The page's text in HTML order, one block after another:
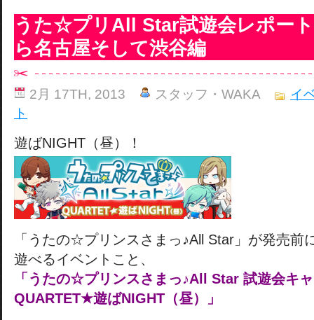
うた☆プリAll Star試遊会レポー
ら名古屋そして渋谷編
2月 17TH, 2013 スタッフ・WAKA
イ
ト
遊ばNIGHT（昼）！
「うたの☆プリンスさまっ♪All Star」が発売前
遊べるイベントこと、
「うたの☆プリンスさまっ♪All Star 試遊会キ
QUARTET★遊ばNIGHT（昼）」